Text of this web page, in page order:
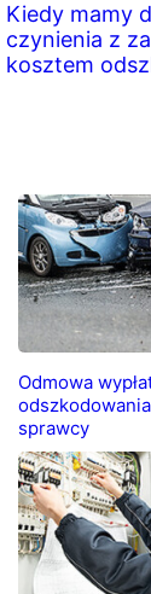
Kiedy mamy
czynienia z
kosztem
Odmowa
sprawcy